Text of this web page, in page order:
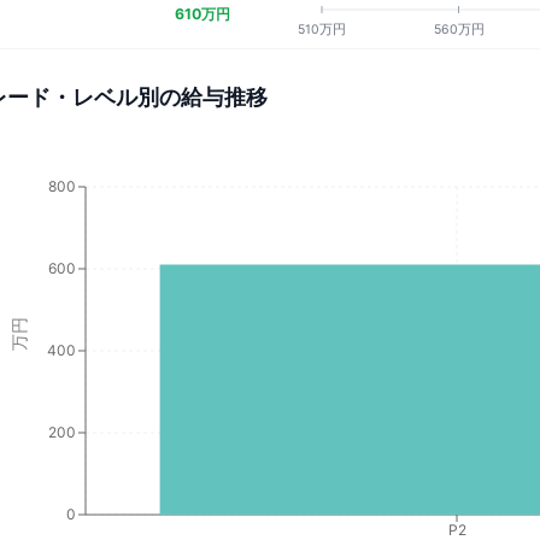
610万円
510万円 560万円
ード・レベル別の給与推移
P2
0
200
400
600
800
万円